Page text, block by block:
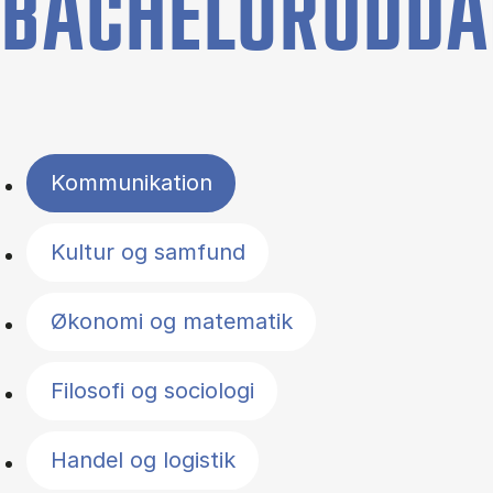
Filter by topics
Kommunikation
Kultur og samfund
Økonomi og matematik
Filosofi og sociologi
Handel og logistik